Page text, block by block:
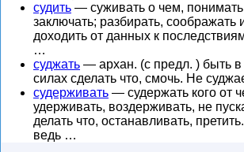
судить — суживать о чем,
заключать; разбирать, соображать
доходить от данных к
…
суджать — архан. (с предл. ) быть в
силах сделать что, смочь. Не
судерживать — судержать кого от
удерживать, воздерживать, не
делать что, останавливать,
ведь …